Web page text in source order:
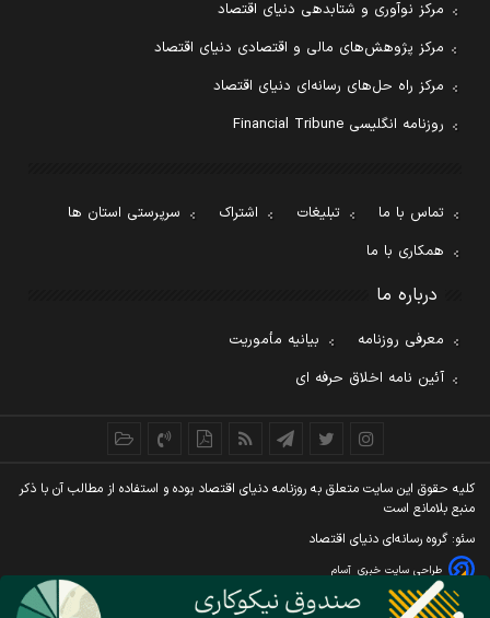
مرکز نوآوری و شتابدهی دنیای اقتصاد
مرکز پژوهش‌های مالی و اقتصادی دنیای اقتصاد
مرکز راه حل‌های رسانه‌ای دنیای اقتصاد
روزنامه انگلیسی Financial Tribune
تماس با ما تبلیغات اشتراک
سرپرستی استان ها
همکاری با ما
درباره ما
معرفی روزنامه
بیانیه مأموریت
آئین نامه اخلاق حرفه ای
کليه حقوق اين سايت متعلق به روزنامه دنيای اقتصاد بوده و استفاده از مطالب آن با ذکر
منبع بلامانع است
سئو: گروه رسانه‌ای دنیای اقتصاد
طراحی سایت خبری آسام